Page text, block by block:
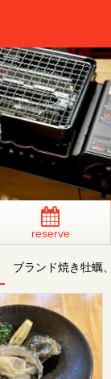
reserve
ブランド焼き牡蠣